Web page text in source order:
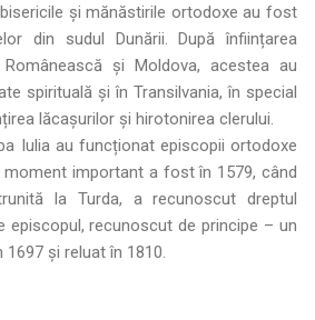
și mănăstirile ortodoxe au fost
din sudul Dunării. După înființarea
și Moldova, acestea au
spirituală și în Transilvania, în special
lăcașurilor și hirotonirea clerului.
Iulia au funcționat episcopii ortodoxe
moment important a fost în 1579, când
la Turda, a recunoscut dreptul
episcopul, recunoscut de principe – un
și reluat în 1810.